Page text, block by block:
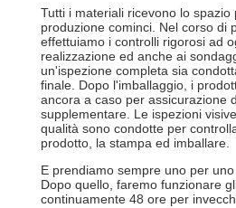
GIRO
DELLA
FABBRICA
CONTROLLO
QUALITÀ
Tutti i materiali ricevono lo spazio
produzione cominci. Nel corso di
effettuiamo i controlli rigorosi ad
realizzazione ed anche ai
un'ispezione completa sia
finale. Dopo l'imballaggio, i
ancora a caso per assicurazione
supplementare. Le ispezioni
qualità sono condotte per
prodotto, la stampa ed imballare.
E prendiamo sempre uno per
Dopo quello, faremo funzionare
continuamente 48 ore per